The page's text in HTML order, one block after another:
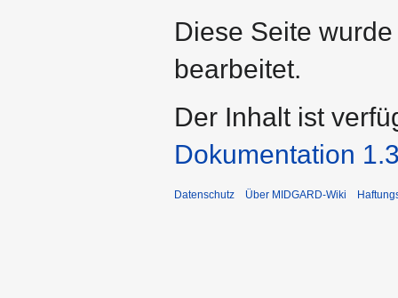
Diese Seite
bearbeitet.
Der Inhalt ist
Dokumentation
Datenschutz Über MIDGARD-Wiki